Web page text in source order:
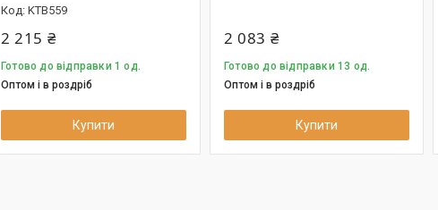
KTB559
2 215 ₴
Готово до відправки 1 од.
Оптом і в роздріб
Купити
2 083 ₴
Готово до відправки 13 од.
Оптом і в роздріб
Купити